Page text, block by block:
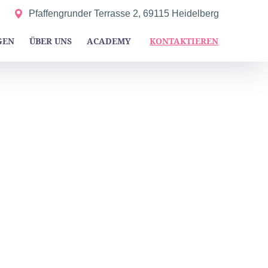
Pfaffengrunder Terrasse 2, 69115 Heidelberg
ÜBER UNS ACADEMY KONTAKTIEREN